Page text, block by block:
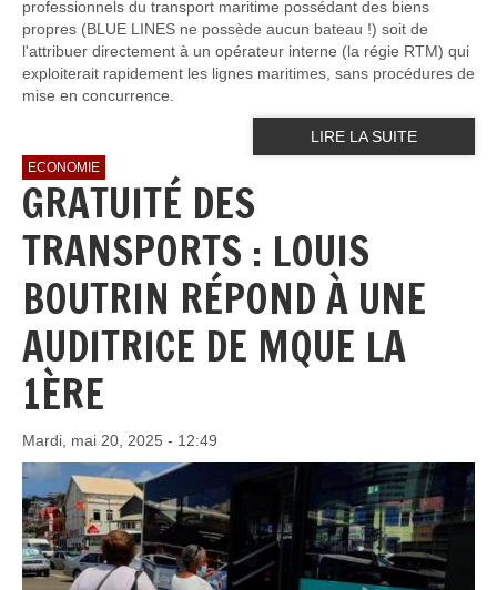
professionnels du transport maritime possédant des biens
propres (BLUE LINES ne possède aucun bateau !) soit de
l'attribuer directement à un opérateur interne (la régie RTM) qui
exploiterait rapidement les lignes maritimes, sans procédures de
mise en concurrence.
LIRE LA SUITE
ECONOMIE
GRATUITÉ DES
TRANSPORTS : LOUIS
BOUTRIN RÉPOND À UNE
AUDITRICE DE MQUE LA
1ÈRE
Mardi, mai 20, 2025 - 12:49